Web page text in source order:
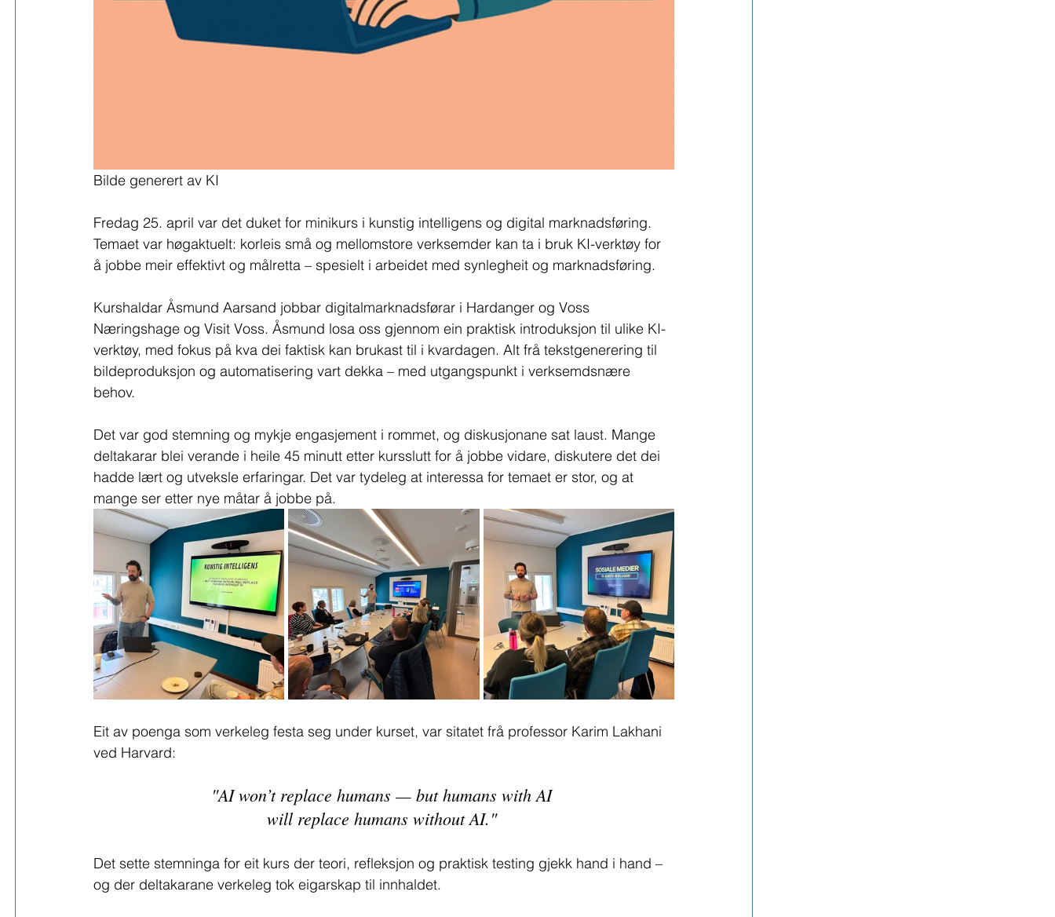
Bilde generert av KI
Fredag 25. april var det duket for minikurs i kunstig intelligens og digital marknadsføring.
Temaet var høgaktuelt: korleis små og mellomstore verksemder kan ta i bruk KI-verktøy for
å jobbe meir effektivt og målretta – spesielt i arbeidet med synlegheit og marknadsføring.
Kurshaldar Åsmund Aarsand jobbar digitalmarknadsførar i Hardanger og Voss
Næringshage og Visit Voss. Åsmund losa oss gjennom ein praktisk introduksjon til ulike KI-
verktøy, med fokus på kva dei faktisk kan brukast til i kvardagen. Alt frå tekstgenerering til
bildeproduksjon og automatisering vart dekka – med utgangspunkt i verksemdsnære
behov.
Det var god stemning og mykje engasjement i rommet, og diskusjonane sat laust. Mange
deltakarar blei verande i heile 45 minutt etter kursslutt for å jobbe vidare, diskutere det dei
hadde lært og utveksle erfaringar. Det var tydeleg at interessa for temaet er stor, og at
mange ser etter nye måtar å jobbe på.
Eit av poenga som verkeleg festa seg under kurset, var sitatet frå professor Karim Lakhani
ved Harvard:
"AI won’t replace humans — but humans with AI
will replace humans without AI."
Det sette stemninga for eit kurs der teori, refleksjon og praktisk testing gjekk hand i hand –
og der deltakarane verkeleg tok eigarskap til innhaldet.